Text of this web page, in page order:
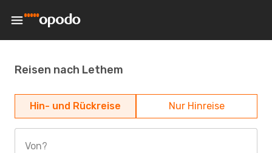
Reisen nach Lethem
Hin- und Rückreise Nur Hinreise
Von?